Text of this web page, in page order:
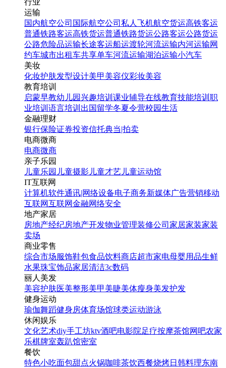
运输
国内航空公司 国际航空公司 私人飞机航空货运高铁客运
普通铁路客运高铁货运普通铁路货运公路客运公路货运
公路危险品运输长途客运船运渡轮河流运输内河运输网
约车城市出租车共享单车河流运输湖泊运输小汽车
美妆
化妆护肤发型设计美甲 美容仪彩妆美容
教育培训
启蒙早教幼儿园 兴趣培训 课业辅导在线教育技能培训 职
业培训 语言培训 出国留学冬夏令营校园生活
金融理财
银行保险证券投资信托典当|拍卖
电商微商
电商微商
亲子乐园
儿童乐园 儿童摄影 儿童才艺 儿童运动馆
IT互联网
计算机软件通讯|网络设备电子商务新媒体广告营销移动
互联网互联网金融网络安全
地产家居
房地产经纪房地产开发物业管理装修公司 家居家装家装
卖场
商业零售
综合市场服饰鞋包食品饮料商店超市家电母婴用品生鲜
水果珠宝饰品家居清洁3c数码
丽人美发
美容护肤医美整形美甲美睫美体瘦身美发护发
健身运动
瑜伽舞蹈健身房体育场馆球类运动游泳
休闲娱乐
文化艺术diy手工坊ktv酒吧电影院足疗按摩茶馆网吧农家
乐棋牌室轰趴馆密室
餐饮
特色小吃面包甜点火锅咖啡茶饮西餐烧烤日韩料理东南